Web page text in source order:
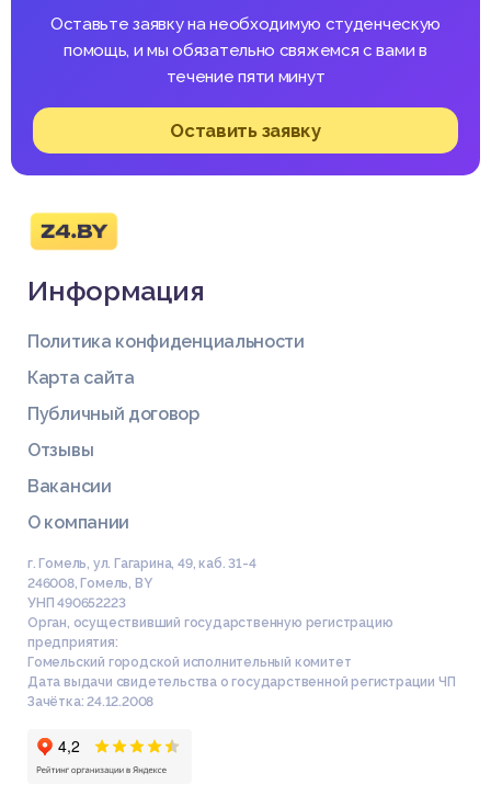
Оставьте заявку на необходимую студенческую
помощь, и мы обязательно свяжемся с вами в
течение пяти минут
Оставить заявку
Информация
Политика конфиденциальности
Карта сайта
Публичный договор
Отзывы
Вакансии
О компании
г. Гомель, ул. Гагарина, 49, каб. 31-4
246008,Гомель, BY
УНП 490652223
Орган, осуществивший государственную регистрацию
предприятия:
Гомельский городской исполнительный комитет
Дата выдачи свидетельства о государственной регистрации ЧП
Зачётка: 24.12.2008